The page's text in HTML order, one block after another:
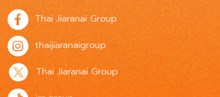
Thai Jiaranai Group
thaijiaranaigroup
Thai Jiaranai Group